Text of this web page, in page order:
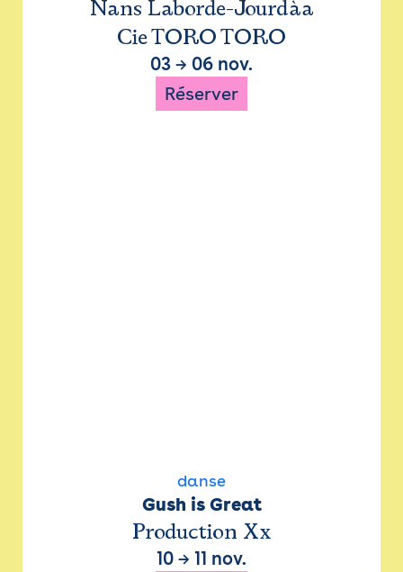
Nans Laborde-Jourdàa
Cie TORO TORO
03 → 06 nov.
Réserver
danse
Gush is Great
Production Xx
10 → 11 nov.